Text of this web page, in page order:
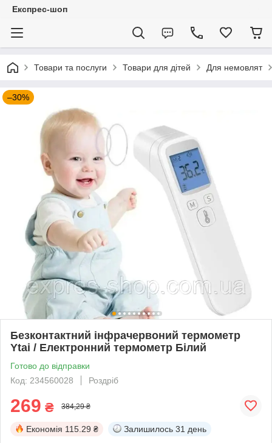
Експрес-шоп
Товари та послуги Товари для дітей Для немовлят
–30%
Безконтактний інфрачервоний термометр
Ytai / Електронний термометр Білий
Готово до відправки
Код: 234560028
Роздріб
269 ₴ 384,29 ₴
Економія 115.29 ₴ Залишилось 31 день